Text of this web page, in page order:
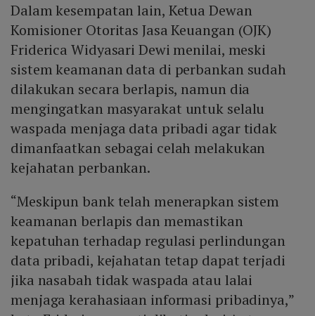
Dalam kesempatan lain, Ketua Dewan
Komisioner Otoritas Jasa Keuangan (OJK)
Friderica Widyasari Dewi menilai, meski
sistem keamanan data di perbankan sudah
dilakukan secara berlapis, namun dia
mengingatkan masyarakat untuk selalu
waspada menjaga data pribadi agar tidak
dimanfaatkan sebagai celah melakukan
kejahatan perbankan.
“Meskipun bank telah menerapkan sistem
keamanan berlapis dan memastikan
kepatuhan terhadap regulasi perlindungan
data pribadi, kejahatan tetap dapat terjadi
jika nasabah tidak waspada atau lalai
menjaga kerahasiaan informasi pribadinya,”